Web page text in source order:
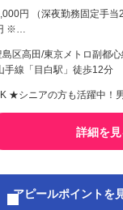
円 （深夜勤務固定手
※…
区高田/東京メトロ副都
手線「目白駅」徒歩12分
★シニアの方も活躍中！
詳細を見
アピールポイントを